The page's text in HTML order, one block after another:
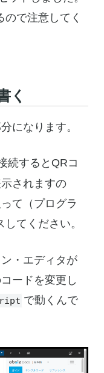
で注意してく
く
になります。
続するとQRコ
されますの
て（プログラ
てください。
・エディタが
ードを変更し
で動くんで